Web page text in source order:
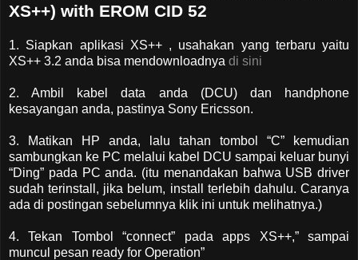
XS++) with EROM CID 52
1. Siapkan aplikasi XS++ , usahakan yang terbaru yaitu
XS++ 3.2 anda bisa mendownloadnya di sini
2. Ambil kabel data anda (DCU) dan handphone
kesayangan anda, pastinya Sony Ericsson.
3. Matikan HP anda, lalu tahan tombol “C” kemudian
sambungkan ke PC melalui kabel DCU sampai keluar bunyi
“Ding” pada PC anda. (itu menandakan bahwa USB driver
sudah terinstall, jika belum, install terlebih dahulu. Caranya
ada di postingan sebelumnya klik ini untuk melihatnya.)
4. Tekan Tombol “connect” pada apps XS++,” sampai
muncul pesan ready for Operation”